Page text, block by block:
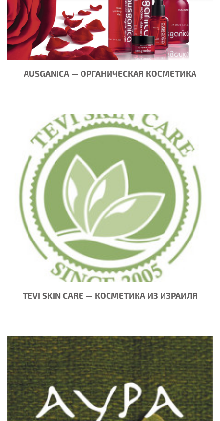
AUSGANICA — ОРГАНИЧЕСКАЯ КОСМЕТИКА
TEVI SKIN CARE — КОСМЕТИКА ИЗ ИЗРАИЛЯ